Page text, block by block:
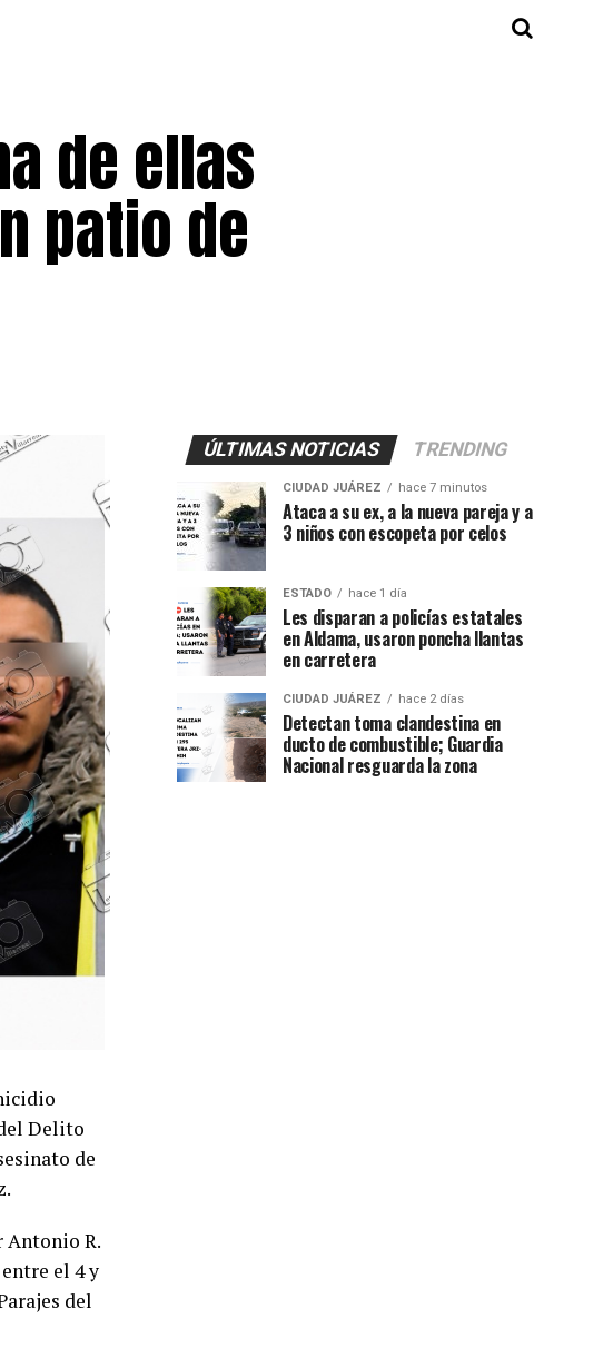
de ellas
patio de
Delito
de
Antonio R.
el 4 y
del
ÚLTIMAS NOTICIAS TRENDING
CIUDAD JUÁREZ hace 7 minutos
Ataca a su ex, a la nueva pareja y a
3 niños con escopeta por celos
ESTADO hace 1 día
Les disparan a policías estatales
en Aldama, usaron poncha llantas
en carretera
CIUDAD JUÁREZ hace 2 días
Detectan toma clandestina en
ducto de combustible; Guardia
Nacional resguarda la zona